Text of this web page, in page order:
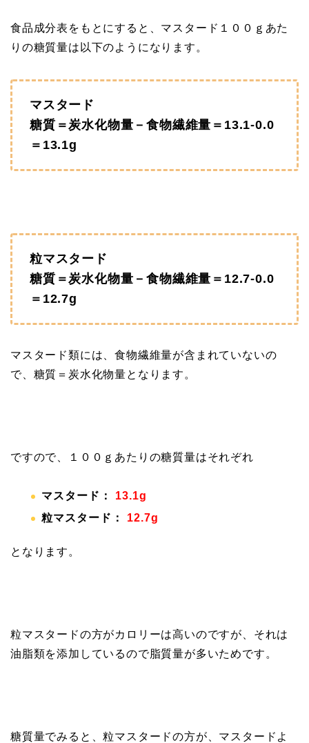
食品成分表をもとにすると、マスタード１００ｇあた
りの糖質量は以下のようになります。
マスタード
糖質＝炭水化物量－食物繊維量＝13.1‐0.0
＝13.1g
粒マスタード
糖質＝炭水化物量－食物繊維量＝12.7‐0.0
＝12.7g
マスタード類には、食物繊維量が含まれていないの
で、糖質＝炭水化物量となります。
ですので、１００ｇあたりの糖質量はそれぞれ
マスタード：
13.1g
粒マスタード：
12.7g
となります。
粒マスタードの方がカロリーは高いのですが、それは
油脂類を添加しているので脂質量が多いためです。
糖質量でみると、粒マスタードの方が、マスタードよ